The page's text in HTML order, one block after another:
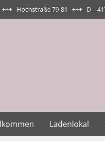
Hochstraße 79-81 +++ D –
Ladenlokal